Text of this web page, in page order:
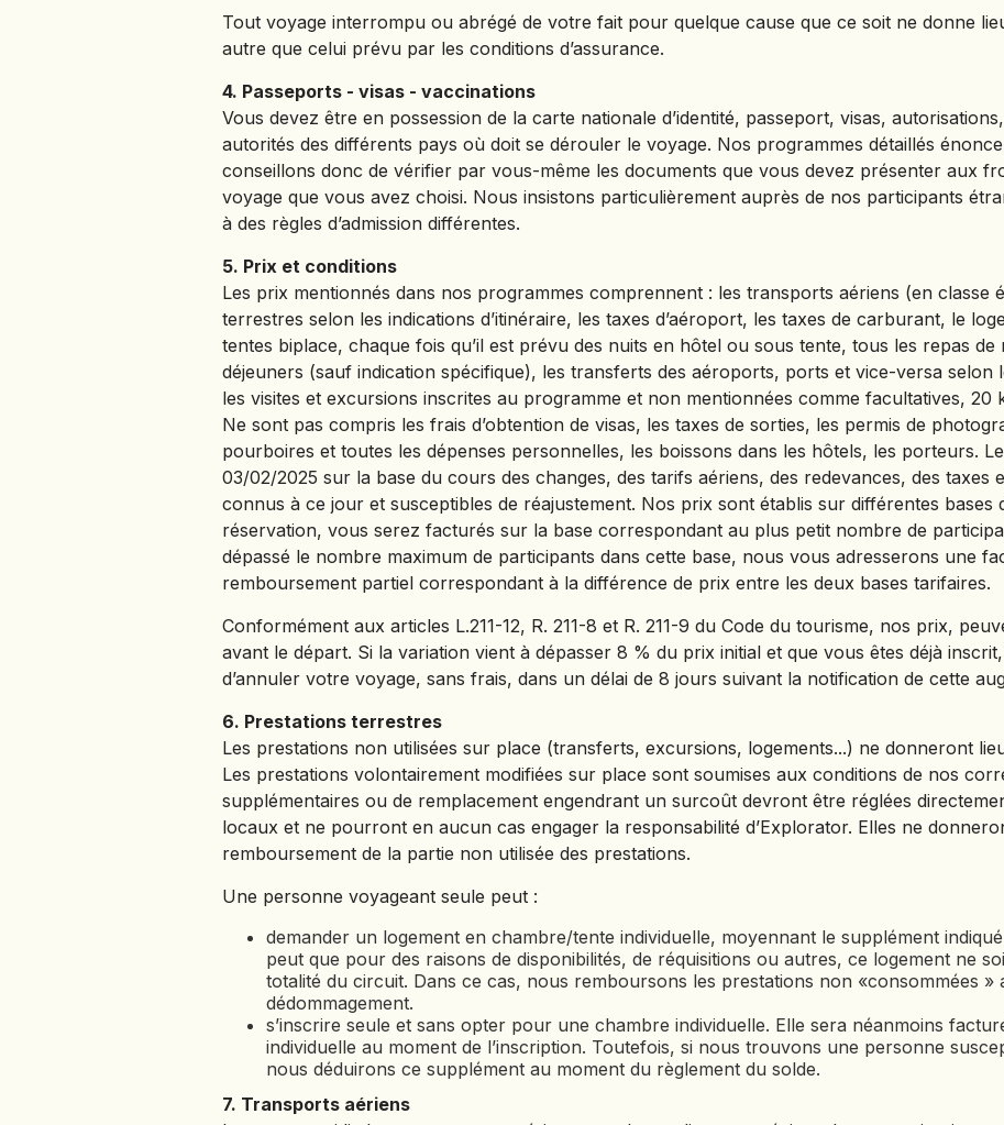
SRI LANKA
TADJIKISTAN
TOGO
TURKMÉNISTAN
TURQUIE
Tout voyage interrompu ou abrégé de votre fait pour quelque cause que ce soit ne donne
autre que celui prévu par les conditions d’assurance.
4. Passeports - visas - vaccinations
Vous devez être en possession de la carte nationale d’identité, passeport, visas,
autorités des différents pays où doit se dérouler le voyage. Nos programmes détaillés
conseillons donc de vérifier par vous-même les documents que vous devez présenter aux
voyage que vous avez choisi. Nous insistons particulièrement auprès de nos participants
à des règles d’admission différentes.
5. Prix et conditions
Les prix mentionnés dans nos programmes comprennent : les transports aériens (en classe
terrestres selon les indications d’itinéraire, les taxes d’aéroport, les taxes de carburant, le
tentes biplace, chaque fois qu’il est prévu des nuits en hôtel ou sous tente, tous les repas de
déjeuners (sauf indication spécifique), les transferts des aéroports, ports et vice-versa selon
les visites et excursions inscrites au programme et non mentionnées comme facultatives, 20
Ne sont pas compris les frais d’obtention de visas, les taxes de sorties, les permis de
pourboires et toutes les dépenses personnelles, les boissons dans les hôtels, les porteurs.
03/02/2025 sur la base du cours des changes, des tarifs aériens, des redevances, des taxes
connus à ce jour et susceptibles de réajustement. Nos prix sont établis sur différentes bases
réservation, vous serez facturés sur la base correspondant au plus petit nombre de
dépassé le nombre maximum de participants dans cette base, nous vous adresserons une
remboursement partiel correspondant à la différence de prix entre les deux bases tarifaires.
Conformément aux articles L.211-12, R. 211-8 et R. 211-9 du Code du tourisme, nos prix,
avant le départ. Si la variation vient à dépasser 8 % du prix initial et que vous êtes déjà
d’annuler votre voyage, sans frais, dans un délai de 8 jours suivant la notification de cette
6. Prestations terrestres
Les prestations non utilisées sur place (transferts, excursions, logements...) ne donneront
Les prestations volontairement modifiées sur place sont soumises aux conditions de nos
supplémentaires ou de remplacement engendrant un surcoût devront être réglées
locaux et ne pourront en aucun cas engager la responsabilité d’Explorator. Elles ne
remboursement de la partie non utilisée des prestations.
Une personne voyageant seule peut :
demander un logement en chambre/tente individuelle, moyennant le supplément
peut que pour des raisons de disponibilités, de réquisitions ou autres, ce logement ne
totalité du circuit. Dans ce cas, nous remboursons les prestations non «consommées »
dédommagement.
s’inscrire seule et sans opter pour une chambre individuelle. Elle sera néanmoins
individuelle au moment de l’inscription. Toutefois, si nous trouvons une personne
nous déduirons ce supplément au moment du règlement du solde.
7. Transports aériens